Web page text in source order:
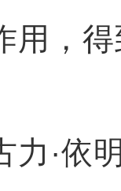
用，
·依明